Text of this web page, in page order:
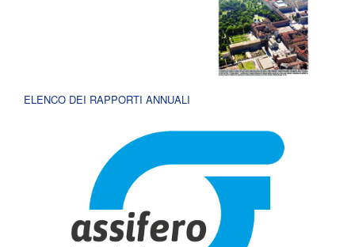
ELENCO DEI RAPPORTI ANNUALI